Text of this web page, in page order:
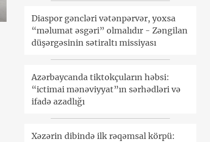
Diaspor gəncləri vətənpərvər, yoxsa
“məlumat əsgəri” olmalıdır - Zəngilan
düşərgəsinin sətiraltı missiyası
Azərbaycanda tiktokçuların həbsi:
“ictimai mənəviyyat”ın sərhədləri və
ifadə azadlığı
Xəzərin dibində ilk rəqəmsal körpü: